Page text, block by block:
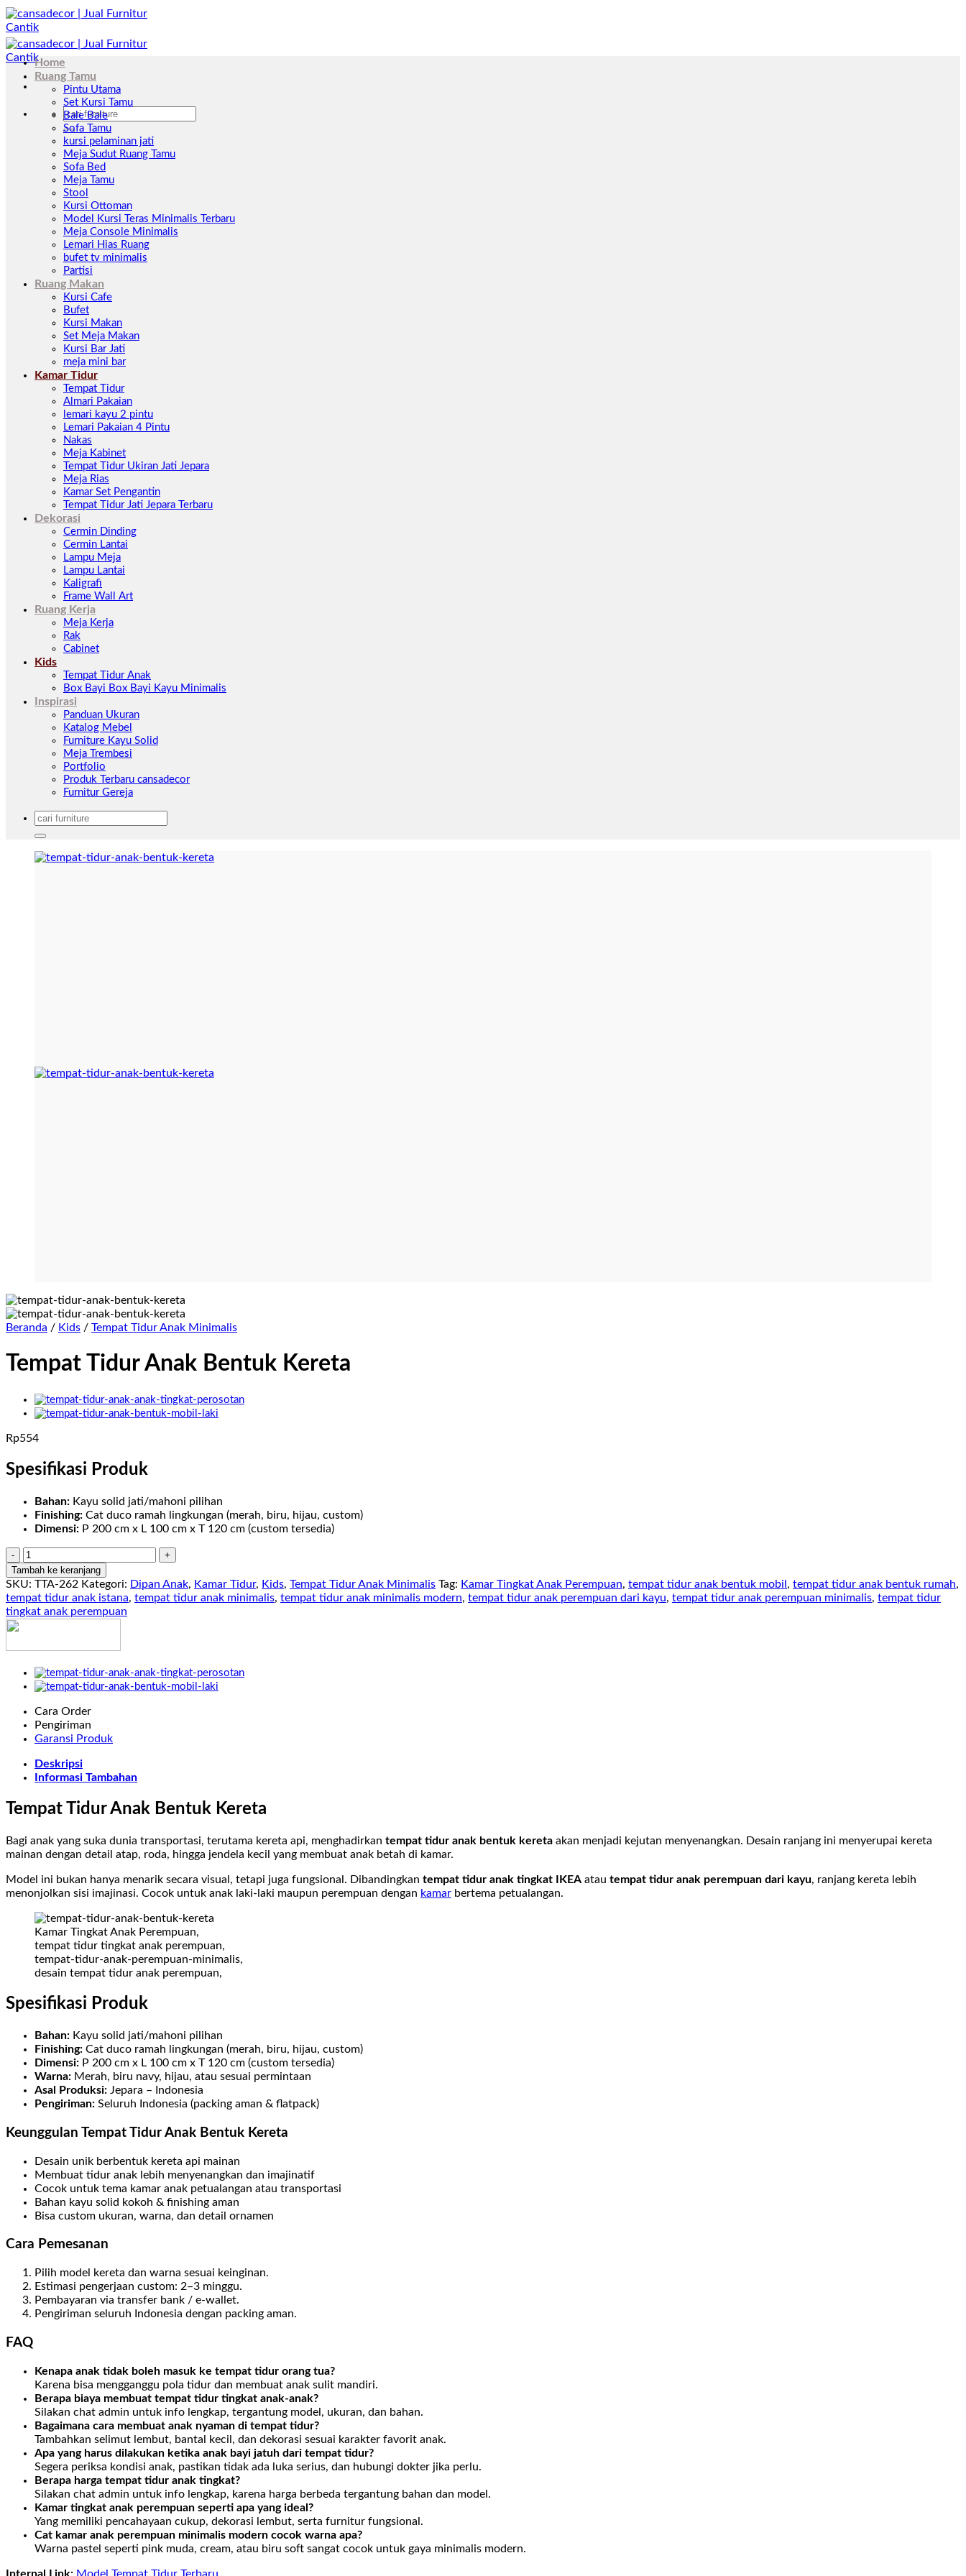
Skip
to
content
Pencarian
untuk:
Home
Ruang Tamu
Pintu Utama
Set Kursi Tamu
Bale Bale
Sofa Tamu
kursi pelaminan jati
Meja Sudut Ruang Tamu
Sofa Bed
Meja Tamu
Stool
Kursi Ottoman
Model Kursi Teras Minimalis Terbaru
Meja Console Minimalis
Lemari Hias Ruang
bufet tv minimalis
Partisi
Ruang Makan
Kursi Cafe
Bufet
Kursi Makan
Set Meja Makan
Kursi Bar Jati
meja mini bar
Kamar Tidur
Tempat Tidur
Almari Pakaian
lemari kayu 2 pintu
Lemari Pakaian 4 Pintu
Nakas
Meja Kabinet
Tempat Tidur Ukiran Jati Jepara
Meja Rias
Kamar Set Pengantin
Tempat Tidur Jati Jepara Terbaru
Dekorasi
Cermin Dinding
Cermin Lantai
Lampu Meja
Lampu Lantai
Kaligrafi
Frame Wall Art
Ruang Kerja
Meja Kerja
Rak
Cabinet
Kids
Tempat Tidur Anak
Box Bayi Box Bayi Kayu Minimalis
Inspirasi
Panduan Ukuran
Katalog Mebel
Furniture Kayu Solid
Meja Trembesi
Portfolio
Produk Terbaru cansadecor
Furnitur Gereja
Pencarian
Beranda / Kids / Tempat Tidur Anak Minimalis
Tempat Tidur Anak Bentuk Kereta
Rp554
Spesifikasi Produk
Bahan: Kayu solid jati/mahoni pilihan
Finishing: Cat duco ramah lingkungan (merah, biru, hijau, custom)
Dimensi: P 200 cm x L 100 cm x T 120 cm (custom tersedia)
Kuantitas
Tempat
Tidur
Anak
Bentuk
Kereta
Tambah ke keranjang
SKU: TTA-262 Kategori: Dipan Anak, Kamar Tidur, Kids, Tempat Tidur Anak Minimalis Tag: Kamar Tingkat Anak Perempuan, tempat tidur anak bentuk mobil , tempat tidur anak bentuk rumah,
tempat tidur anak istana, tempat tidur anak minimalis, tempat tidur anak minimalis modern​, tempat tidur anak perempuan dari kayu​, tempat tidur anak perempuan minimalis, tempat tidur
tingkat anak perempuan
Cara Order
Pengiriman
Garansi Produk
Deskripsi
Informasi Tambahan
Tempat Tidur Anak Bentuk Kereta
Bagi anak yang suka dunia transportasi, terutama kereta api, menghadirkan tempat tidur anak bentuk kereta akan menjadi kejutan menyenangkan. Desain ranjang ini menyerupai kereta
mainan dengan detail atap, roda, hingga jendela kecil yang membuat anak betah di kamar.
Model ini bukan hanya menarik secara visual, tetapi juga fungsional. Dibandingkan tempat tidur anak tingkat IKEA atau tempat tidur anak perempuan dari kayu, ranjang kereta lebih
menonjolkan sisi imajinasi. Cocok untuk anak laki-laki maupun perempuan dengan kamar bertema petualangan.
Kamar Tingkat Anak Perempuan,
tempat tidur tingkat anak perempuan,
tempat-tidur-anak-perempuan-minimalis,
desain tempat tidur anak perempuan,
Spesifikasi Produk
Bahan: Kayu solid jati/mahoni pilihan
Finishing: Cat duco ramah lingkungan (merah, biru, hijau, custom)
Dimensi: P 200 cm x L 100 cm x T 120 cm (custom tersedia)
Warna: Merah, biru navy, hijau, atau sesuai permintaan
Asal Produksi: Jepara – Indonesia
Pengiriman: Seluruh Indonesia (packing aman & flatpack)
Keunggulan Tempat Tidur Anak Bentuk Kereta
Desain unik berbentuk kereta api mainan
Membuat tidur anak lebih menyenangkan dan imajinatif
Cocok untuk tema kamar anak petualangan atau transportasi
Bahan kayu solid kokoh & finishing aman
Bisa custom ukuran, warna, dan detail ornamen
Cara Pemesanan
Pilih model kereta dan warna sesuai keinginan.
Estimasi pengerjaan custom: 2–3 minggu.
Pembayaran via transfer bank / e-wallet.
Pengiriman seluruh Indonesia dengan packing aman.
FAQ
Kenapa anak tidak boleh masuk ke tempat tidur orang tua?
Karena bisa mengganggu pola tidur dan membuat anak sulit mandiri.
Berapa biaya membuat tempat tidur tingkat anak-anak?
Silakan chat admin untuk info lengkap, tergantung model, ukuran, dan bahan.
Bagaimana cara membuat anak nyaman di tempat tidur?
Tambahkan selimut lembut, bantal kecil, dan dekorasi sesuai karakter favorit anak.
Apa yang harus dilakukan ketika anak bayi jatuh dari tempat tidur?
Segera periksa kondisi anak, pastikan tidak ada luka serius, dan hubungi dokter jika perlu.
Berapa harga tempat tidur anak tingkat?
Silakan chat admin untuk info lengkap, karena harga berbeda tergantung bahan dan model.
Kamar tingkat anak perempuan seperti apa yang ideal?
Yang memiliki pencahayaan cukup, dekorasi lembut, serta furnitur fungsional.
Cat kamar anak perempuan minimalis modern cocok warna apa?
Warna pastel seperti pink muda, cream, atau biru soft sangat cocok untuk gaya minimalis modern.
Internal Link: Model Tempat Tidur Terbaru